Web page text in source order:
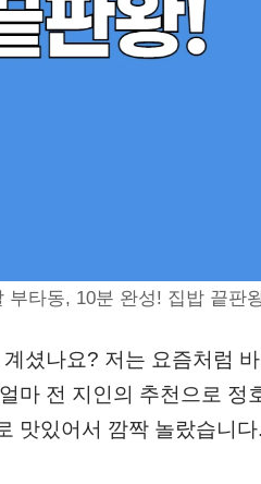
부타동, 10분 완성! 집밥 끝판
셨나요? 저는 요즘처럼
마 전 지인의 추천으로 정
맛있어서 깜짝 놀랐습니다.